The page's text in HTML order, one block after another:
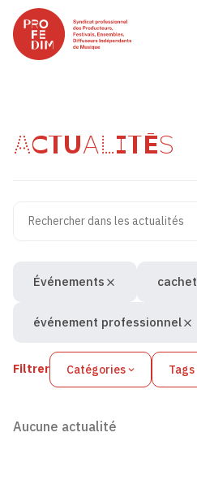
ACTUALITÉS
Recherche
Filtrer Catégories Tags
Événements cachet
événement professionnel
Aucune actualité